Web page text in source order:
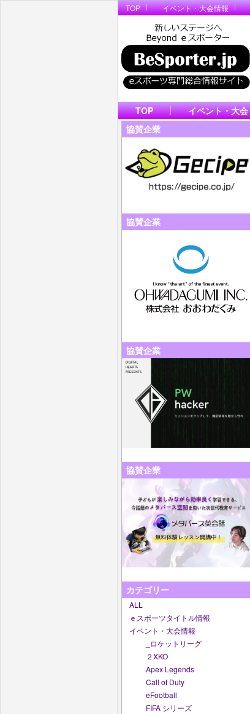
TOP イベント・大会情報
TOP イベント・大会
協賛企業
協賛企業
協賛企業
協賛企業
カテゴリー
ALL
ｅスポーツタイトル情報
イベント・大会情報
_ロケットリーグ
２XKO
Apex Legends
Call of Duty
eFootball
FIFA シリーズ